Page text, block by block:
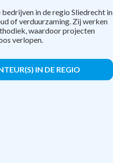
in de regio Sliedrecht in
of verduurzaming. Zij werken
waardoor projecten
verlopen.
IN DE REGIO